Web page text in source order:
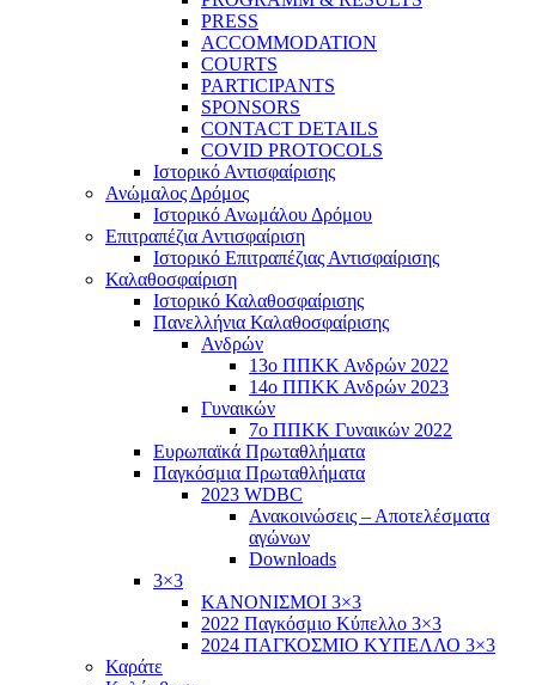
PRESS
ACCOMMODATION
COURTS
PARTICIPANTS
SPONSORS
CONTACT DETAILS
COVID PROTOCOLS
Ιστορικό Αντισφαίρισης
Ανώμαλος Δρόμος
Ιστορικό Ανωμάλου Δρόμου
Επιτραπέζια Αντισφαίριση
Ιστορικό Επιτραπέζιας Αντισφαίρισης
Καλαθοσφαίριση
Ιστορικό Καλαθοσφαίρισης
Πανελλήνια Καλαθοσφαίρισης
Ανδρών
13ο ΠΠΚΚ Ανδρών 2022
14ο ΠΠΚΚ Ανδρών 2023
Γυναικών
7ο ΠΠΚΚ Γυναικών 2022
Ευρωπαϊκά Πρωταθλήματα
Παγκόσμια Πρωταθλήματα
2023 WDBC
Ανακοινώσεις – Αποτελέσματα
αγώνων
Downloads
3×3
ΚΑΝΟΝΙΣΜΟΙ 3×3
2022 Παγκόσμιο Κύπελλο 3×3
2024 ΠΑΓΚΟΣΜΙΟ ΚΥΠΕΛΛΟ 3×3
Καράτε